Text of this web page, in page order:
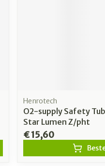
Henrotech
O2-supply Safety
Star Lumen Z/pht
€ 15,60